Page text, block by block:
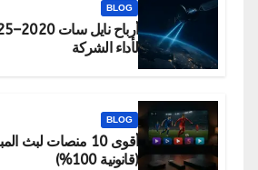
BLOG
لأداء الشركة
BLOG
(قانونية 100%)